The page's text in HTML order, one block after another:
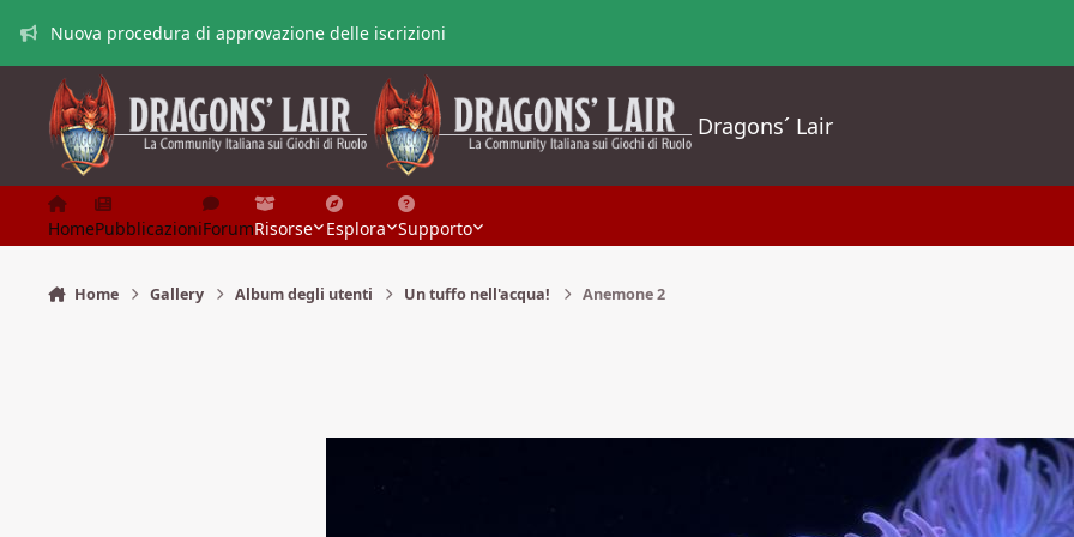
Nuova procedura di approvazione delle iscrizioni
Dragons´ Lair
HomePubblicazioniForumRisorse Esplora Supporto
Home Gallery Album degli utenti Un tuffo nell'acqua! Anemone 2